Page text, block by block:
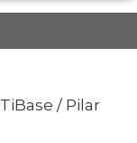
/ Pilar